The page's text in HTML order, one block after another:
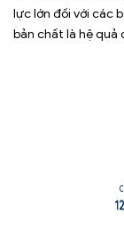
lực lớn đối với các
bản chất là hệ quả